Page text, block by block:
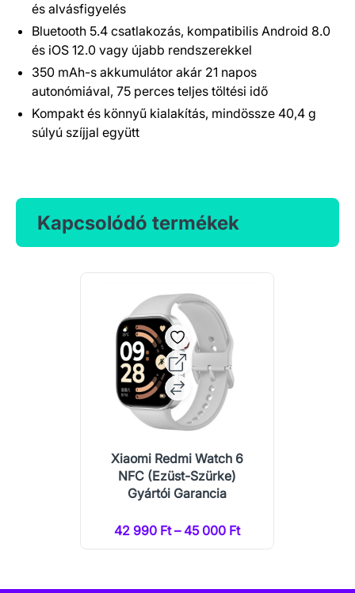
és alvásfigyelés
Bluetooth 5.4 csatlakozás, kompatibilis Android 8.0
és iOS 12.0 vagy újabb rendszerekkel
350 mAh-s akkumulátor akár 21 napos
autonómiával, 75 perces teljes töltési idő
Kompakt és könnyű kialakítás, mindössze 40,4 g
súlyú szíjjal együtt
Kapcsolódó termékek
Xiaomi Redmi Watch 6
NFC (Ezüst-Szürke)
Gyártói Garancia
42 990 Ft – 45 000 Ft